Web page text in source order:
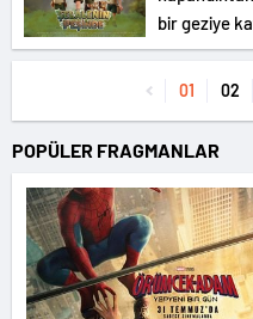
bir geziye
hikayesini
01 02
POPÜLER FRAGMANLAR